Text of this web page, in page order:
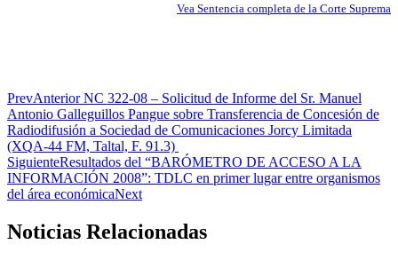
Vea Sentencia completa de la Corte Suprema
PrevAnteriorNC 322-08 – Solicitud de Informe del Sr. Manuel
Antonio Galleguillos Pangue sobre Transferencia de Concesión de
Radiodifusión a Sociedad de Comunicaciones Jorcy Limitada
(XQA-44 FM, Taltal, F. 91.3)
SiguienteResultados del “BARÓMETRO DE ACCESO A LA
INFORMACIÓN 2008”: TDLC en primer lugar entre organismos
del área económicaNext
Noticias Relacionadas